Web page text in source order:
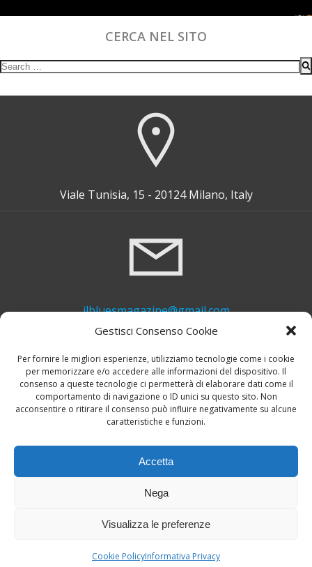
Gestisci Consenso Cookie
Per fornire le migliori esperienze, utilizziamo tecnologie come i cookie
per memorizzare e/o accedere alle informazioni del dispositivo. Il
consenso a queste tecnologie ci permetterà di elaborare dati come il
comportamento di navigazione o ID unici su questo sito. Non
acconsentire o ritirare il consenso può influire negativamente su alcune
caratteristiche e funzioni.
Accetta
Nega
Visualizza le preferenze
Cookie PolicyInformativa Privacy
CERCA NEL SITO
Search
Viale Tunisia, 15 - 20124 Milano, Italy
ilbluesmagazine@gmail.com
+39 339 748 6635
© 2026 Il Blues Magazine. Powered by